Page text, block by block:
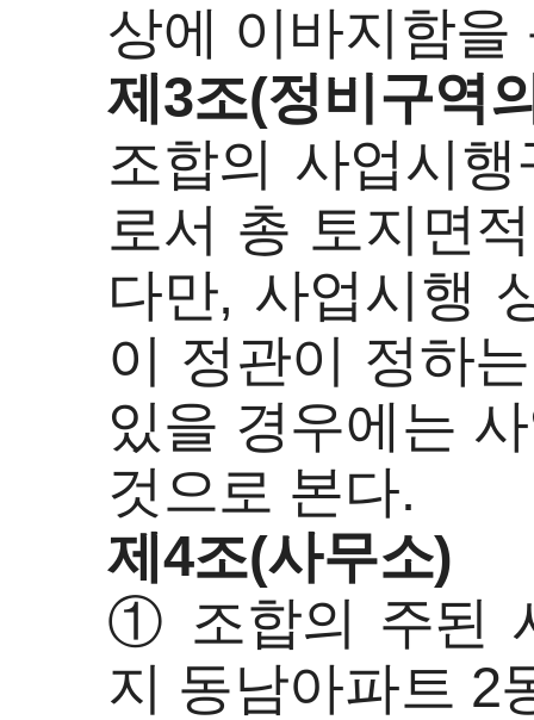
상에 이바지함을
제3조(정비구역
조합의 사업시
로서 총 토지면
다만, 사업시행
이 정관이 정하
있을 경우에는
것으로 본다.
제4조(사무소)
① 조합의 주된
지 동남아파트 2